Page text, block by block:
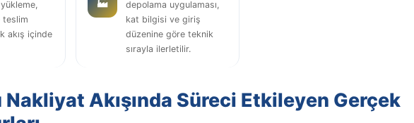
teslim
akış içinde
depolama uygulaması,
kat bilgisi ve giriş
düzenine göre teknik
sırayla ilerletilir.
Akışında Süreci Etkileyen Gerçek